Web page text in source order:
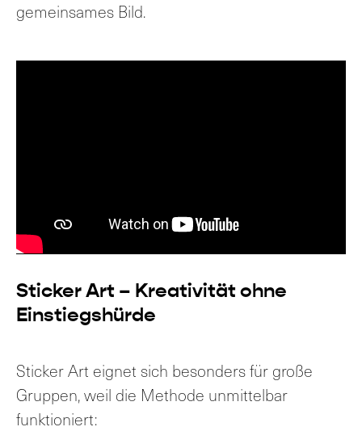
gemeinsames Bild.
Sticker Art – Kreativität ohne
Einstiegshürde
Sticker Art eignet sich besonders für große
Gruppen, weil die Methode unmittelbar
funktioniert: